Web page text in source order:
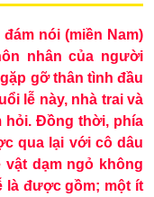
nói (miền Nam)
nhân của người
gỡ thân tình đầu
lễ này, nhà trai và
hỏi. Đồng thời, phía
qua lại với cô dâu
dạm ngỏ không
là được gồm; một ít